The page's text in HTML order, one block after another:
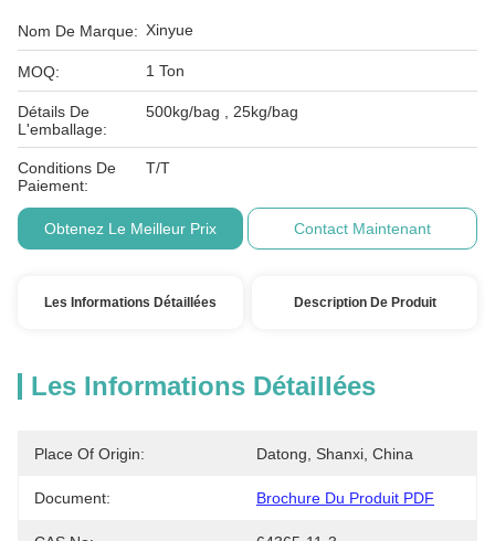
Nom De Marque: Xinyue
MOQ: 1 Ton
Détails De
L'emballage:
500kg/bag , 25kg/bag
Conditions De
Paiement:
T/T
Obtenez Le Meilleur Prix Contact Maintenant
Les Informations Détaillées Description De Produit
Les Informations Détaillées
Place Of Origin: Datong, Shanxi, China
Document: Brochure Du Produit PDF